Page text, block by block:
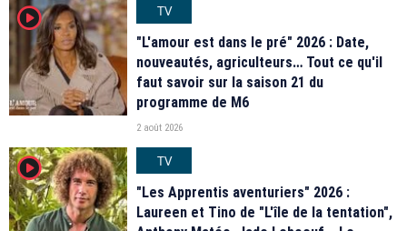
player2
TV
"L'amour est dans le pré" 2026 : Date,
nouveautés, agriculteurs… Tout ce qu'il
faut savoir sur la saison 21 du
programme de M6
2 août 2026
player2
TV
"Les Apprentis aventuriers" 2026 :
Laureen et Tino de "L'île de la tentation",